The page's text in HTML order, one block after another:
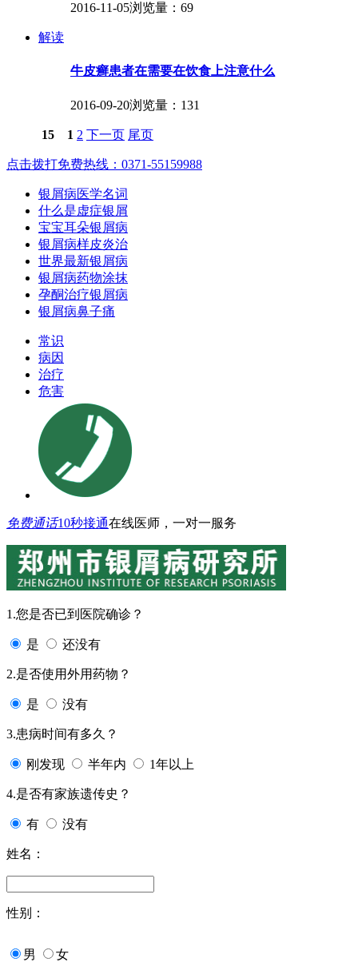
2016-11-05浏览量：69
解读
牛皮癣患者在需要在饮食上注意什么
2016-09-20浏览量：131
15 1 2 下一页 尾页
点击拨打免费热线：0371-55159988
银屑病医学名词
什么是虚症银屑
宝宝耳朵银屑病
银屑病样皮炎治
世界最新银屑病
银屑病药物涂抹
孕酮治疗银屑病
银屑病鼻子痛
常识
病因
治疗
危害
免费通话10秒接通在线医师，一对一服务
1.您是否已到医院确诊？
是 还没有
2.是否使用外用药物？
是 没有
3.患病时间有多久？
刚发现 半年内 1年以上
4.是否有家族遗传史？
有 没有
姓名：
性别：
男 女